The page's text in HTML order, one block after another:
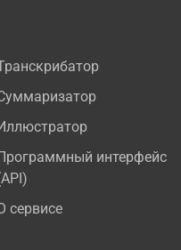
интерфейс
сервисе